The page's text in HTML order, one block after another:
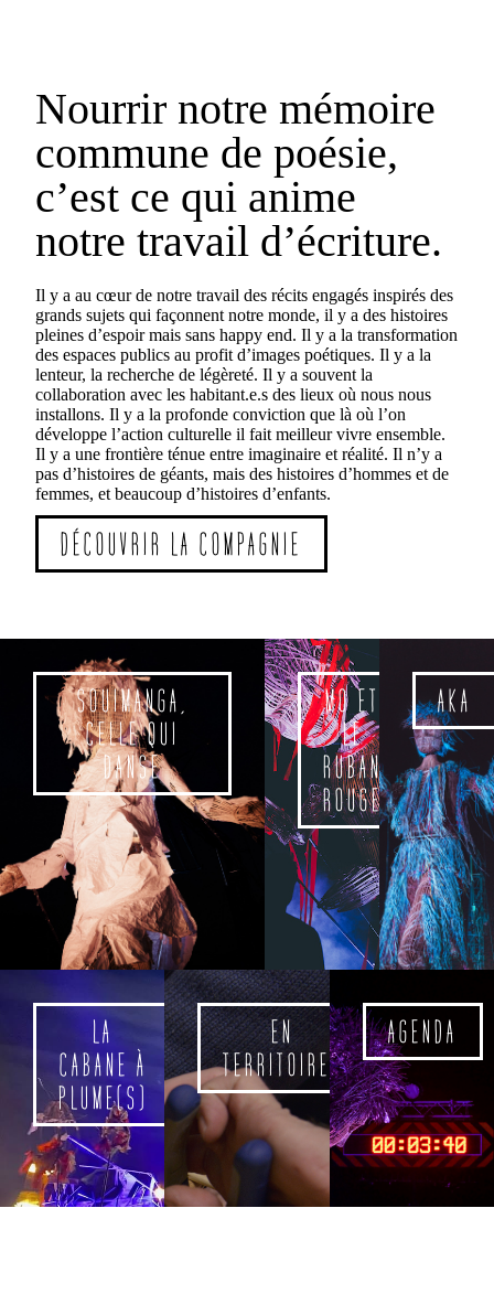
Nourrir notre mémoire
commune de poésie,
c’est ce qui anime
notre travail d’écriture.
Il y a au cœur de notre travail des récits engagés inspirés des
grands sujets qui façonnent notre monde, il y a des histoires
pleines d’espoir mais sans happy end. Il y a la transformation
des espaces publics au profit d’images poétiques. Il y a la
lenteur, la recherche de légèreté. Il y a souvent la
collaboration avec les habitant.e.s des lieux où nous nous
installons. Il y a la profonde conviction que là où l’on
développe l’action culturelle il fait meilleur vivre ensemble.
Il y a une frontière ténue entre imaginaire et réalité. Il n’y a
pas d’histoires de géants, mais des histoires d’hommes et de
femmes, et beaucoup d’histoires d’enfants.
DÉCOUVRIR LA COMPAGNIE
SOUIMANGA,
CELLE QUI
DANSE
MO ET
LE
RUBAN
ROUGE
AKA
LA
CABANE À
PLUME(S)
EN
TERRITOIRES
AGENDA